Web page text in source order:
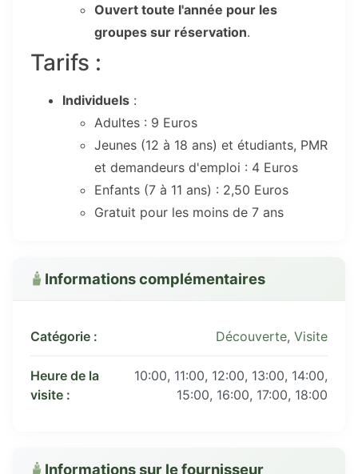
Ouvert toute l'année pour les
groupes sur réservation.
Tarifs :
Individuels :
Adultes : 9 Euros
Jeunes (12 à 18 ans) et étudiants, PMR
et demandeurs d'emploi : 4 Euros
Enfants (7 à 11 ans) : 2,50 Euros
Gratuit pour les moins de 7 ans
Informations complémentaires
Catégorie : Découverte, Visite
Heure de la
visite :
10:00, 11:00, 12:00, 13:00, 14:00,
15:00, 16:00, 17:00, 18:00
Informations sur le fournisseur